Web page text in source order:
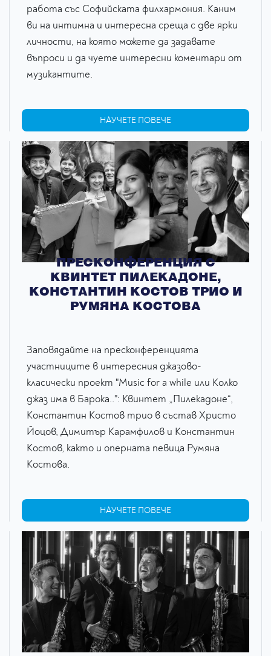
работа със Софийската филхармония. Каним
ви на интимна и интересна среща с две ярки
личности, на която можете да задавате
въпроси и да чуете интересни коментари от
музикантите.
НАУЧЕТЕ ПОВЕЧЕ
ПРЕСКОНФЕРЕНЦИЯ С
КВИНТЕТ ПИЛЕКАДОНЕ,
КОНСТАНТИН КОСТОВ ТРИО И
РУМЯНА КОСТОВА
Заповядайте на пресконференцията
участниците в интересния джазово-
класически проект "Music for a while или Колко
джаз има в Барока..": Квинтет „Пилекадоне“,
Константин Костов трио в състав Христо
Йоцов, Димитър Карамфилов и Константин
Костов, както и оперната певица Румяна
Костова.
НАУЧЕТЕ ПОВЕЧЕ